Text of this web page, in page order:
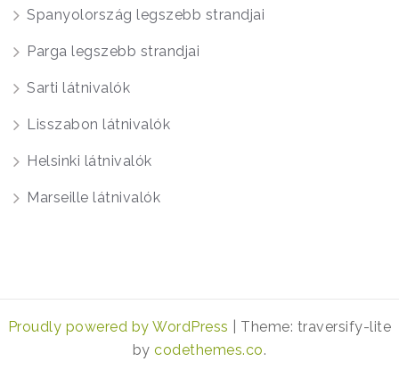
Spanyolország legszebb strandjai
Parga legszebb strandjai
Sarti látnivalók
Lisszabon látnivalók
Helsinki látnivalók
Marseille látnivalók
Proudly powered by WordPress
Theme: traversify-lite
bycodethemes.co.